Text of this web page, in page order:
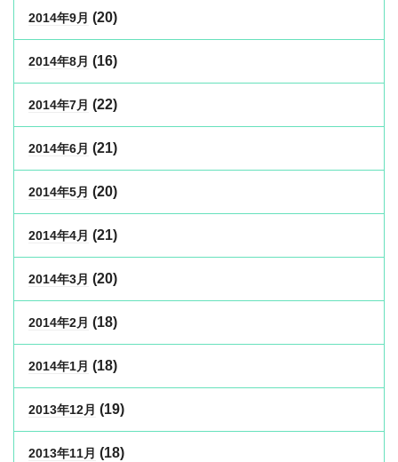
2014年9月 (20)
2014年8月 (16)
2014年7月 (22)
2014年6月 (21)
2014年5月 (20)
2014年4月 (21)
2014年3月 (20)
2014年2月 (18)
2014年1月 (18)
2013年12月 (19)
2013年11月 (18)